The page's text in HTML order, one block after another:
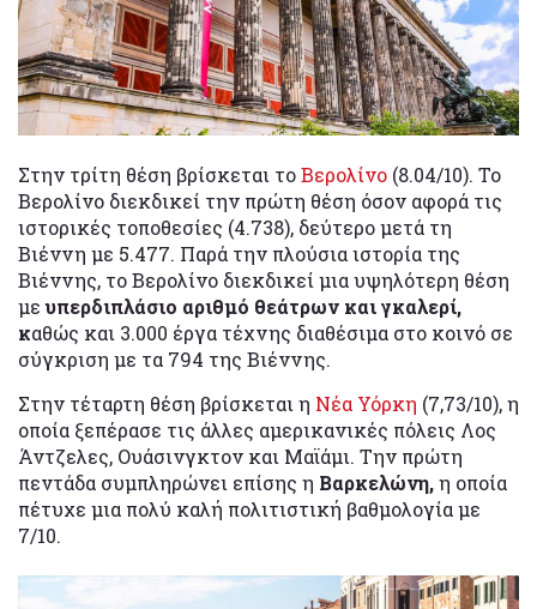
Στην τρίτη θέση βρίσκεται τοΒερολίνο (8.04/10). Το
Βερολίνο διεκδικεί την πρώτη θέση όσον αφορά τις
ιστορικές τοποθεσίες (4.738), δεύτερο μετά τη
Βιέννη με 5.477. Παρά την πλούσια ιστορία της
Βιέννης, το Βερολίνο διεκδικεί μια υψηλότερη θέση
μευπερδιπλάσιο αριθμό θεάτρων και γκαλερί,
καθώς και 3.000 έργα τέχνης διαθέσιμα στο κοινό σε
σύγκριση με τα 794 της Βιέννης.
Στην τέταρτη θέση βρίσκεται η Νέα Υόρκη (7,73/10), η
οποία ξεπέρασε τις άλλες αμερικανικές πόλεις Λος
Άντζελες, Ουάσινγκτον και Μαϊάμι. Την πρώτη
πεντάδα συμπληρώνει επίσης η Βαρκελώνη,η οποία
πέτυχε μια πολύ καλή πολιτιστική βαθμολογία με
7/10.